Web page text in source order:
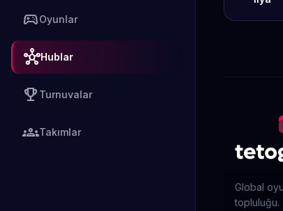
sports_esportsOyunlar
hubHublar
emoji_events Turnuvalar
groupsTakımlar
Global
topluluğu.